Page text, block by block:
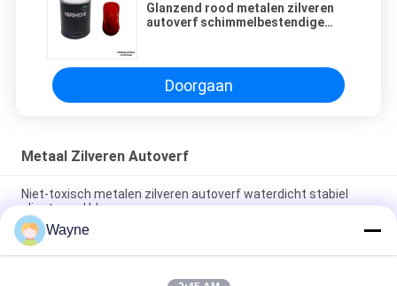
Glanzend rood metalen zilveren
autoverf schimmelbestendige
Doorgaan
Metaal Zilveren Autoverf
Niet-toxisch metalen zilveren autoverf waterdicht stabiel
glinsterend blauw
Duurzame warmtebestendige oranje rode autoverf geurloze
metalen sprayverf voor auto's
Wayne